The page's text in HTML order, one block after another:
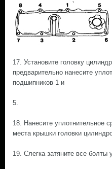
17. Установите головку
предварительно нанесите
подшипников 1 и
5.
18. Нанесите уплотнительное
места крышки головки
19. Слегка затяните все